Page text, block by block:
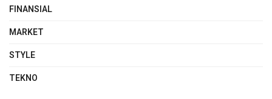
FINANSIAL
MARKET
STYLE
TEKNO